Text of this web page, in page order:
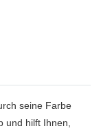
seine Farbe
und hilft Ihnen,